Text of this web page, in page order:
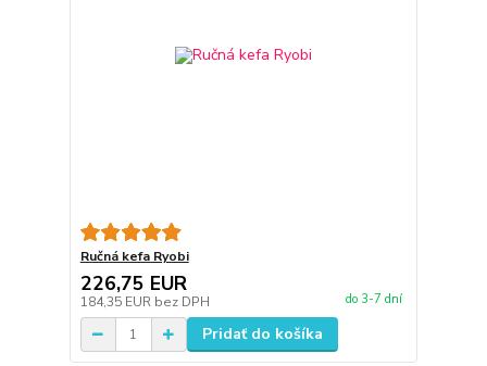
Ručná kefa Ryobi
226,75 EUR
184,35 EUR bez DPH do 3-7 dní
Pridať do košíka